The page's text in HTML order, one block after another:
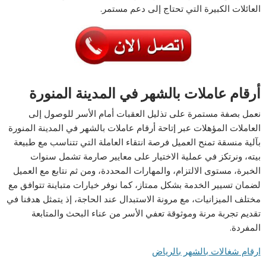
العائلات الكبيرة التي تحتاج إلى دعم مستمر.
أرقام عاملات بالشهر في المدينة المنورة
نعمل بصفة مستمرة على تذليل العقبات أمام الأسر للوصول إلى
العاملات المؤهلات عبر إتاحة أرقام عاملات بالشهر في المدينة المنورة
بآلية منسقة تمنح العميل فرصة انتقاء العاملة التي تتناسب مع طبيعة
بيته، ونرتكز في عملية الاختيار على معايير صارمة تشمل سنوات
الخبرة، مستوى الالتزام، والمهارات المحددة، ومن ثم نتابع مع العميل
لضمان تسيير الخدمة بشكل ممتاز، كما نوفر خيارات متباينة تتوافق مع
مختلف الميزانيات، مع مرونة الاستبدال عند الحاجة، إذ يتمثل هدفنا في
تقديم تجربة مرنة وموثوقة تعفي الأسر من عناء البحث والمتابعة
المفردة.
ارقام شغالات بالشهر بالرياض